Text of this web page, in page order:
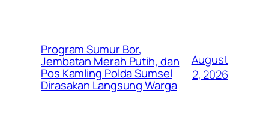
Program Sumur Bor,
Jembatan Merah Putih, dan
Pos Kamling Polda Sumsel
Dirasakan Langsung Warga
August
2, 2026